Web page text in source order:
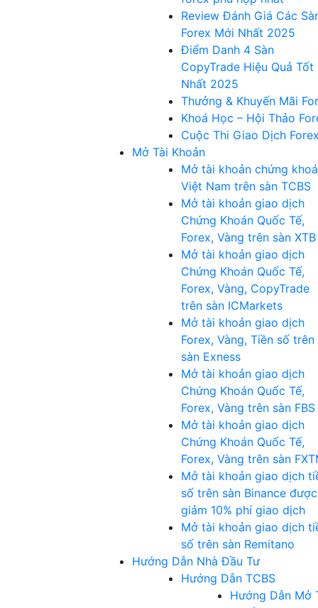
Review Đánh Giá Các
Forex Mới Nhất 2025
Điểm Danh 4 Sàn
CopyTrade Hiệu Quả Tốt
Nhất 2025
Thưởng & Khuyến Mãi
Khoá Học – Hội Thảo
Cuộc Thi Giao Dịch Forex
Mở Tài Khoản
Mở tài khoản chứng
Việt Nam trên sàn TCBS
Mở tài khoản giao dịch
Chứng Khoán Quốc Tế,
Forex, Vàng trên sàn XTB
Mở tài khoản giao dịch
Chứng Khoán Quốc Tế,
Forex, Vàng, CopyTrade
trên sàn ICMarkets
Mở tài khoản giao dịch
Forex, Vàng, Tiền số trên
sàn Exness
Mở tài khoản giao dịch
Chứng Khoán Quốc Tế,
Forex, Vàng trên sàn FBS
Mở tài khoản giao dịch
Chứng Khoán Quốc Tế,
Forex, Vàng trên sàn
Mở tài khoản giao dịch
số trên sàn Binance được
giảm 10% phí giao dịch
Mở tài khoản giao dịch
số trên sàn Remitano
Hướng Dẫn Nhà Đầu Tư
Hướng Dẫn TCBS
Hướng Dẫn Mở